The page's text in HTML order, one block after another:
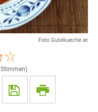
Foto Gutekueche.at
Stimmen)